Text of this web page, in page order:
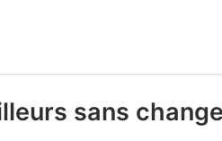
sans